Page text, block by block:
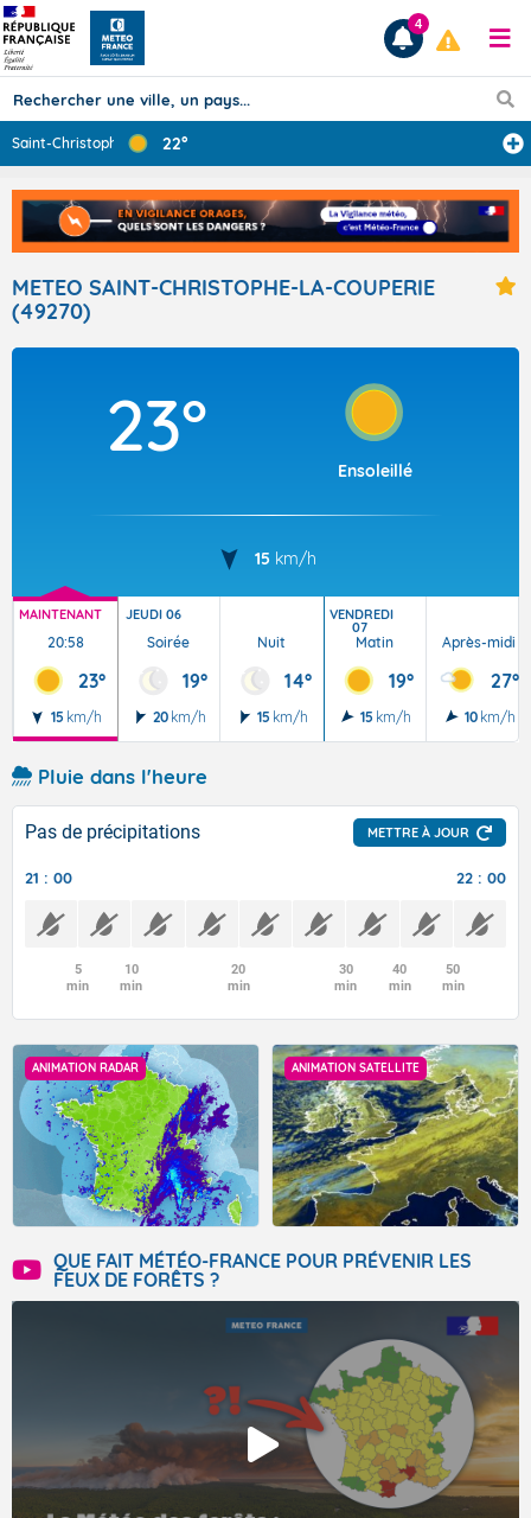
Prévisions
TOUS LES RÉSULTATS
4
Saint-Christoph 22°
METEO SAINT-CHRISTOPHE-LA-COUPERIE
(49270)
23°
Ensoleillé
15 km/h
MAINTENANT
20:58
23°
15 km/h
JEUDI 06
Soirée
19°
20 km/h
Nuit
14°
15 km/h
VENDREDI
07
Matin
19°
15 km/h
Après-midi
27°
10 km/h
Pluie dans l'heure
Pas de précipitations METTRE À JOUR
21 : 00 22 : 00
5
min
10
min
20
min
30
min
40
min
50
min
ANIMATION RADAR ANIMATION SATELLITE
QUE FAIT MÉTÉO-FRANCE POUR PRÉVENIR LES
FEUX DE FORÊTS ?